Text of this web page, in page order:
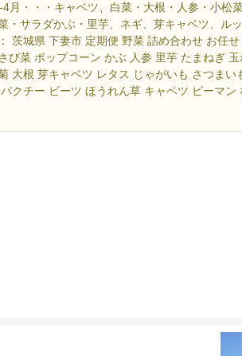
4月・・・キャベツ、白菜・大根・人参・小松
・サラダかぶ・里芋、ネギ、芽キャベツ、ル
茨城県 下妻市 定期便 野菜 詰め合わせ お任
び菜 ポップコーン かぶ 人参 里芋 たまねぎ
大根 芽キャベツ レタス じゃがいも さつまい
クチー ビーツ ほうれん草 キャベツ ピーマン